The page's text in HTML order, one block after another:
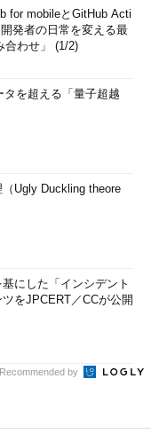
for mobileとGitHub Acti
発者の日常を変える最
合わせ」 (1/2)
を超える「量子超越
Ugly Duckling theore
にした「インシデント
をJPCERT／CCが公開
Recommended by